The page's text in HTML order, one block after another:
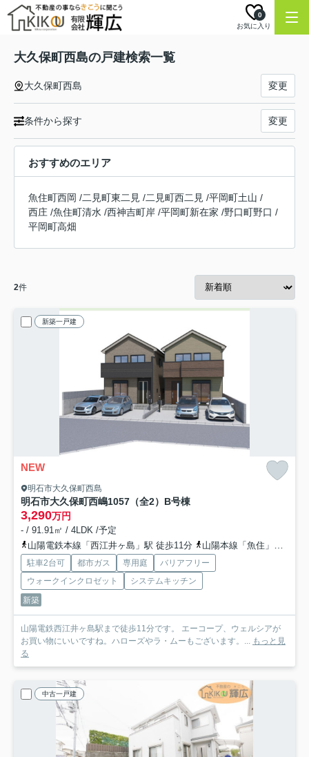
お気に入り
0
大久保町西島の戸建検索一覧
大久保町西島 変更
条件から探す 変更
おすすめのエリア
魚住町西岡 /二見町東二見 /二見町西二見 /平岡町土山 /
西庄 /魚住町清水 /西神吉町岸 /平岡町新在家 /野口町野口 /
平岡町高畑
2件
新築一戸建
NEW
明石市大久保町西島
明石市大久保町西嶋1057（全2）B号棟
3,290万円
- / 91.91㎡ / 4LDK /予定
山陽電鉄本線「西江井ヶ島」駅 徒歩11分
山陽本線「魚住」駅 徒歩32分
駐車2台可 都市ガス 専用庭
バリアフリー
ウォークインクロゼット
システムキッチン
新築
山陽電鉄西江井ヶ島駅まで徒歩11分です。 エーコープ、ウェルシアが
お買い物にいいですね。ハローズやラ・ムーもございます。... もっと見
る
中古一戸建